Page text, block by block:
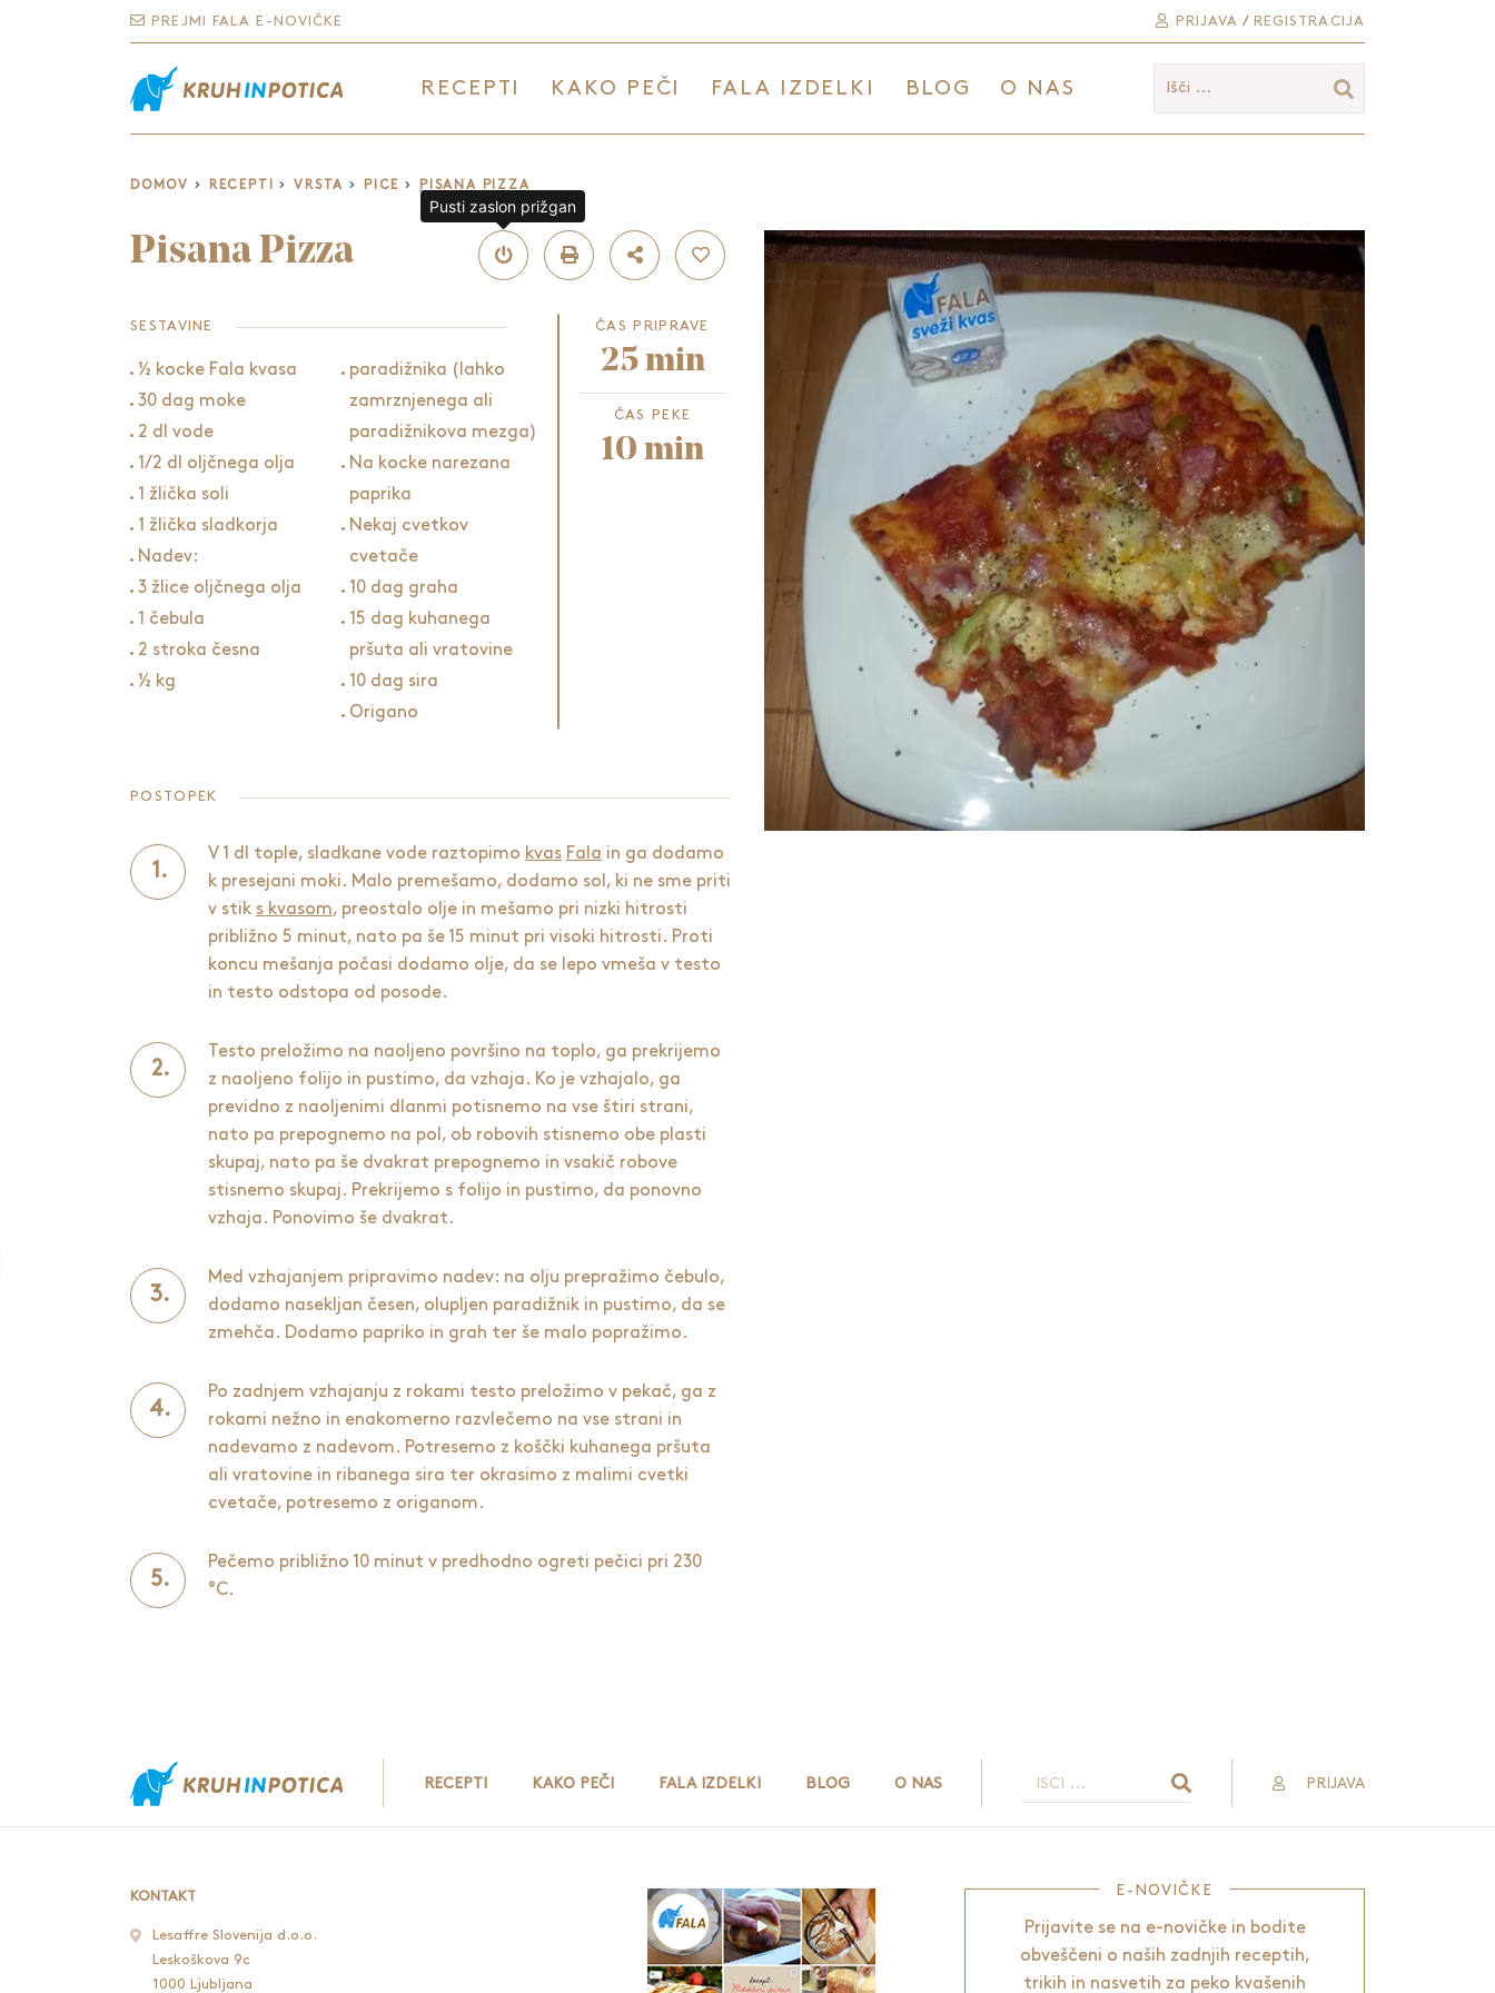
PREJMI FALA E-NOVIČKE PRIJAVA / REGISTRACIJA
Išči ...
RECEPTI KAKO PEČI FALA IZDELKI BLOG O NAS
DOMOV RECEPTI VRSTA PICE PISANA PIZZA
Pisana Pizza
SESTAVINE
½ kocke Fala kvasa
30 dag moke
2 dl vode
1/2 dl oljčnega olja
1 žlička soli
1 žlička sladkorja
Nadev:
3 žlice oljčnega olja
1 čebula
2 stroka česna
½ kg
paradižnika (lahko
zamrznjenega ali
paradižnikova mezga)
Na kocke narezana
paprika
Nekaj cvetkov
cvetače
10 dag graha
15 dag kuhanega
pršuta ali vratovine
10 dag sira
Origano
ČAS PRIPRAVE
25 min
ČAS PEKE
10 min
POSTOPEK
V 1 dl tople, sladkane vode raztopimo kvas Fala in ga dodamo
k presejani moki. Malo premešamo, dodamo sol, ki ne sme priti
v stik s kvasom, preostalo olje in mešamo pri nizki hitrosti
približno 5 minut, nato pa še 15 minut pri visoki hitrosti. Proti
koncu mešanja počasi dodamo olje, da se lepo vmeša v testo
in testo odstopa od posode.
Testo preložimo na naoljeno površino na toplo, ga prekrijemo
z naoljeno folijo in pustimo, da vzhaja. Ko je vzhajalo, ga
previdno z naoljenimi dlanmi potisnemo na vse štiri strani,
nato pa prepognemo na pol, ob robovih stisnemo obe plasti
skupaj, nato pa še dvakrat prepognemo in vsakič robove
stisnemo skupaj. Prekrijemo s folijo in pustimo, da ponovno
vzhaja. Ponovimo še dvakrat.
Med vzhajanjem pripravimo nadev: na olju prepražimo čebulo,
dodamo nasekljan česen, olupljen paradižnik in pustimo, da se
zmehča. Dodamo papriko in grah ter še malo popražimo.
Po zadnjem vzhajanju z rokami testo preložimo v pekač, ga z
rokami nežno in enakomerno razvlečemo na vse strani in
nadevamo z nadevom. Potresemo z koščki kuhanega pršuta
ali vratovine in ribanega sira ter okrasimo z malimi cvetki
cvetače, potresemo z origanom.
Pečemo približno 10 minut v predhodno ogreti pečici pri 230
°C.
RECEPTI KAKO PEČI FALA IZDELKI BLOG O NAS PRIJAVA
KONTAKT
Lesaffre Slovenija d.o.o.
Leskoškova 9c
1000 Ljubljana
E-NOVIČKE
Prijavite se na e-novičke in bodite
obveščeni o naših zadnjih receptih,
trikih in nasvetih za peko kvašenih
Pusti zaslon prižgan